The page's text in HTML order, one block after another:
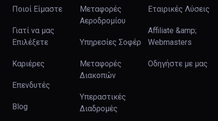
Ποιοί Είμαστε
Γιατί να μας
Επιλέξετε
Καριέρες
Επενδυτές
Blog
Μεταφορές
Αεροδρομίου
Υπηρεσίες Σοφέρ
Μεταφορές
Διακοπών
Υπεραστικές
Διαδρομές
Εταιρικές Λύσεις
Affiliate &amp;
Webmasters
Οδηγήστε με μας